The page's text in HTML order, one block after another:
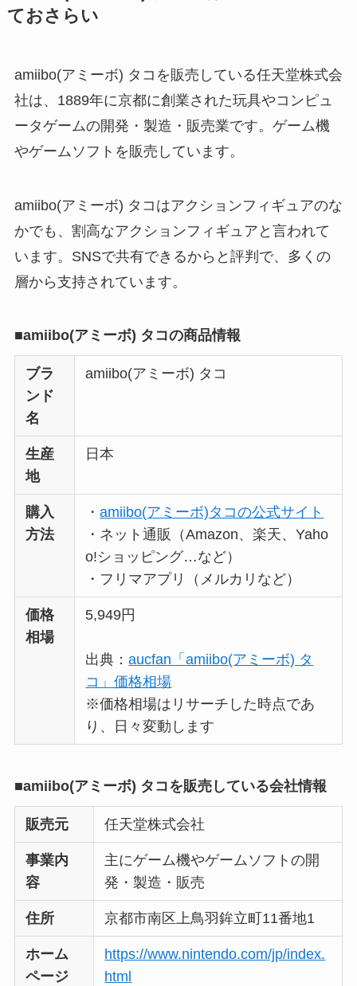
気？安く買う方法も
解説！
THE STEM CELL フ
ェイスマスクが安い
口コミ・評判を紹
介！
想夫恋はなぜ高い？
アレクサンドルドゥ
パリはなぜ高い？な
ぜ人気？安く買える
クレ・ド・ポー ボー
法も解説！
たまごっちみーつは
なぜ高い？なぜ人
気？安く買える方法
い？高すぎる？人気
方法も解説！
ておさらい
amiibo(アミーボ) タコを販売している任天堂株式会
社は、1889年に京都に創業された玩具やコンピュ
ータゲームの開発・製造・販売業です。ゲーム機
やゲームソフトを販売しています。
amiibo(アミーボ) タコはアクションフィギュアのな
かでも、割高なアクションフィギュアと言われて
います。SNSで共有できるからと評判で、多くの
層から支持されています。
■amiibo(アミーボ) タコの商品情報
ブラ
ンド
名
amiibo(アミーボ) タコ
生産
地
日本
購入
方法
・amiibo(アミーボ)タコの公式サイト
・ネット通販（Amazon、楽天、Yaho
o!ショッピング…など）
・フリマアプリ（メルカリなど）
価格
相場
5,949円
出典：aucfan「amiibo(アミーボ) タ
コ」価格相場
※価格相場はリサーチした時点であ
り、日々変動します
■amiibo(アミーボ) タコを販売している会社情報
販売元 任天堂株式会社
事業内
容
主にゲーム機やゲームソフトの開
発・製造・販売
住所 京都市南区上鳥羽鉾立町11番地1
ホーム
ページ
https://www.nintendo.com/jp/index.
html